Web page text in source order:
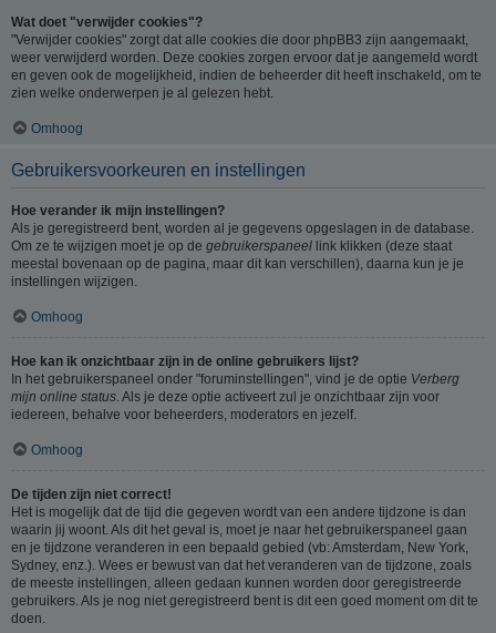
Wat doet "verwijder cookies"?
"Verwijder cookies" zorgt dat alle cookies die door phpBB3 zijn aangemaakt,
weer verwijderd worden. Deze cookies zorgen ervoor dat je aangemeld wordt
en geven ook de mogelijkheid, indien de beheerder dit heeft inschakeld, om te
zien welke onderwerpen je al gelezen hebt.
Omhoog
Gebruikersvoorkeuren en instellingen
Hoe verander ik mijn instellingen?
Als je geregistreerd bent, worden al je gegevens opgeslagen in de database.
Om ze te wijzigen moet je op de gebruikerspaneel link klikken (deze staat
meestal bovenaan op de pagina, maar dit kan verschillen), daarna kun je je
instellingen wijzigen.
Omhoog
Hoe kan ik onzichtbaar zijn in de online gebruikers lijst?
In het gebruikerspaneel onder "foruminstellingen", vind je de optie Verberg
mijn online status . Als je deze optie activeert zul je onzichtbaar zijn voor
iedereen, behalve voor beheerders, moderators en jezelf.
Omhoog
De tijden zijn niet correct!
Het is mogelijk dat de tijd die gegeven wordt van een andere tijdzone is dan
waarin jij woont. Als dit het geval is, moet je naar het gebruikerspaneel gaan
en je tijdzone veranderen in een bepaald gebied (vb: Amsterdam, New York,
Sydney, enz.). Wees er bewust van dat het veranderen van de tijdzone, zoals
de meeste instellingen, alleen gedaan kunnen worden door geregistreerde
gebruikers. Als je nog niet geregistreerd bent is dit een goed moment om dit te
doen.